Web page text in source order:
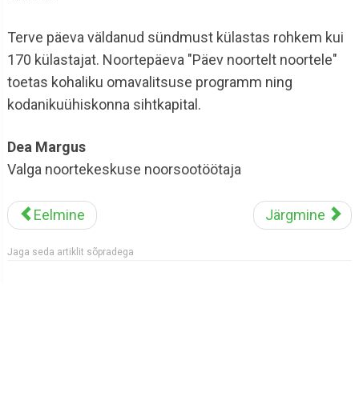
Terve päeva väldanud sündmust külastas rohkem kui
170 külastajat. Noortepäeva "Päev noortelt noortele"
toetas kohaliku omavalitsuse programm ning
kodanikuühiskonna sihtkapital.
Dea Margus
Valga noortekeskuse noorsootöötaja
Eelmine Järgmine
Jaga seda artiklit sõpradega